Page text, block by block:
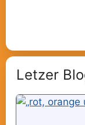
Letzer